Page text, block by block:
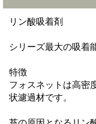
リン酸吸着剤
シリーズ最大の吸着
特徴
フォスネットは高密
状濾過材です。